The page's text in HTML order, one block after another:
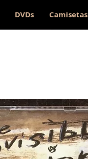
DVDs Camisetas